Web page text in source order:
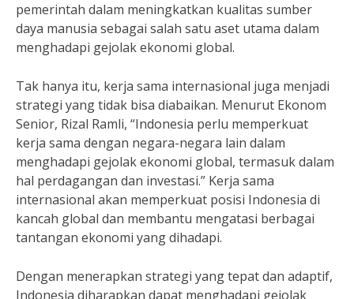
pemerintah dalam meningkatkan kualitas sumber
daya manusia sebagai salah satu aset utama dalam
menghadapi gejolak ekonomi global.
Tak hanya itu, kerja sama internasional juga menjadi
strategi yang tidak bisa diabaikan. Menurut Ekonom
Senior, Rizal Ramli, “Indonesia perlu memperkuat
kerja sama dengan negara-negara lain dalam
menghadapi gejolak ekonomi global, termasuk dalam
hal perdagangan dan investasi.” Kerja sama
internasional akan memperkuat posisi Indonesia di
kancah global dan membantu mengatasi berbagai
tantangan ekonomi yang dihadapi.
Dengan menerapkan strategi yang tepat dan adaptif,
Indonesia diharapkan dapat menghadapi gejolak